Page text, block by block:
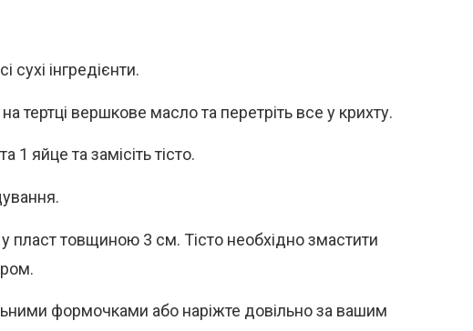
сухі інгредієнти.
тертці вершкове масло та перетріть все у крихту.
1 яйце та замісіть тісто.
у пласт товщиною 3 см. Тісто необхідно змастити
формочками або наріжте довільно за вашим